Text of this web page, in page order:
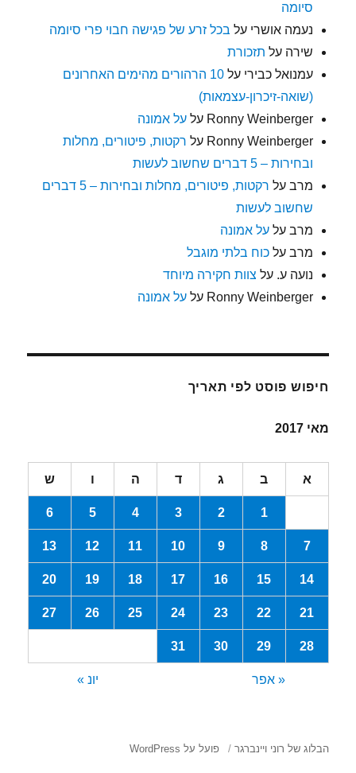
סיומה
נעמה אושרי על בכל זרע של פגישה חבוי פרי סיומה
שירה על תזכורת
עמנואל כבירי על
10 הרהורים מהימים האחרונים
(שואה-זיכרון-עצמאות)
Ronny Weinberger עלעל אמונה
Ronny Weinberger על רקטות, פיטורים, מחלות
ובחירות – 5 דברים שחשוב לעשות
מרב על
רקטות, פיטורים, מחלות ובחירות – 5 דברים
שחשוב לעשות
מרב עלעל אמונה
מרב עלכוח בלתי מוגבל
נועה ע. על צוות חקירה מיוחד
Ronny Weinberger עלעל אמונה
חיפוש פוסט לפי תאריך
מאי 2017
א ב ג ד ה ו ש
1
2
3
4
5
6
7
8
9
10
11
12
13
14
15
16
17
18
19
20
21
22
23
24
25
26
27
28
29
30
31
« אפר יונ »
הבלוג של רוני ויינברגר פועל על WordPress